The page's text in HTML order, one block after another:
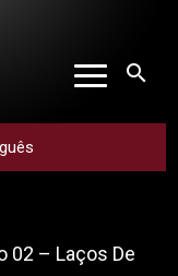
search
02 – Laços De